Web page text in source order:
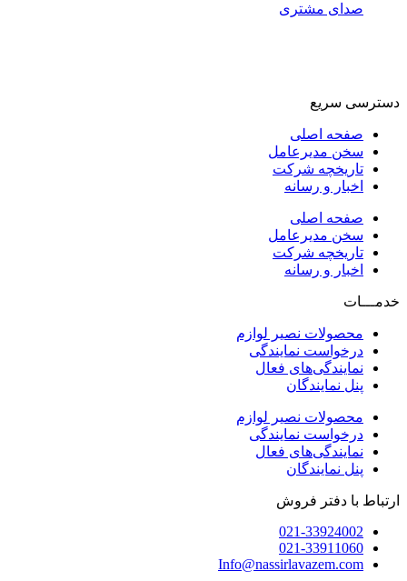
صدای مشتری
دسترسی سریع
صفحه اصلی
سخن مدیرعامل
تاریخچه شرکت
اخبار و رسانه
صفحه اصلی
سخن مدیرعامل
تاریخچه شرکت
اخبار و رسانه
خدمـــات
محصولات نصیر لوازم
درخواست نمایندگی
نمایندگی‌های فعال
پنل نمایندگان
محصولات نصیر لوازم
درخواست نمایندگی
نمایندگی‌های فعال
پنل نمایندگان
ارتباط با دفتر فروش
021-33924002
021-33911060
Info@nassirlavazem.com